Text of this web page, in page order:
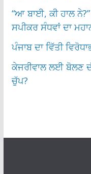
“ਆ ਬਾਈ, ਕੀ ਹਾਲ
ਸਪੀਕਰ ਸੰਧਵਾਂ ਦਾ
ਪੰਜਾਬ ਦਾ ਵਿੱਤੀ
ਕੇਜਰੀਵਾਲ ਲਈ ਬੋਲਣ
ਚੁੱਪ?